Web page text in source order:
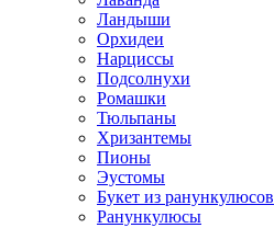
Ландыши
Орхидеи
Нарциссы
Подсолнухи
Ромашки
Тюльпаны
Хризантемы
Пионы
Эустомы
Букет из ранункулюсов
Ранункулюсы